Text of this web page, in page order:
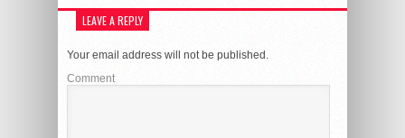
LEAVE A REPLY
Your email address will not be published.
Comment